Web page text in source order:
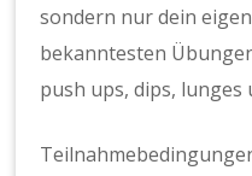
sondern nur dein
bekanntesten
push ups, dips, lunges